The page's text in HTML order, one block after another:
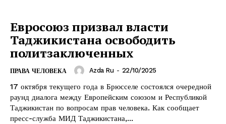
Евросоюз призвал власти
Таджикистана освободить
политзаключенных
ПРАВА ЧЕЛОВЕКА Azda Ru - 22/10/2025
17 октября текущего года в Брюсселе состоялся очередной
раунд диалога между Европейским союзом и Республикой
Таджикистан по вопросам прав человека. Как сообщает
пресс-служба МИД Таджикистана,...